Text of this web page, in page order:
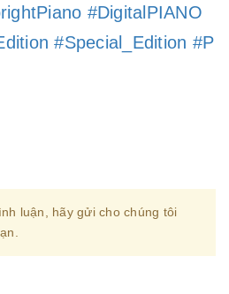
#DigitalPIANO
#Special_Edition #P
luận, hãy gửi cho chúng tôi